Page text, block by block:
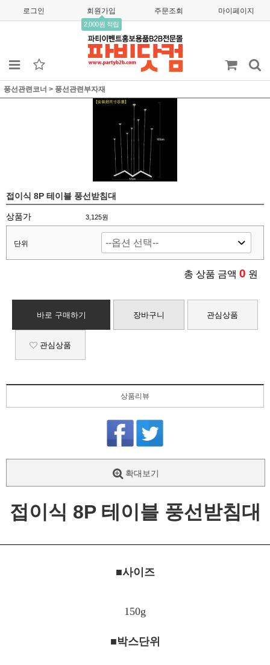
로그인 회원가입
2,000원 적립
주문조회 마이페이지
풍선관련코너 > 풍선관련부자재
접이식 8P 테이블 풍선받침대
상품가 3,125원
단위
총 상품 금액 0 원
바로 구매하기 장바구니 관심상품
관심상품
상품리뷰
확대보기
접이식 8P 테이블 풍선받침대
■사이즈
150g
■박스단위